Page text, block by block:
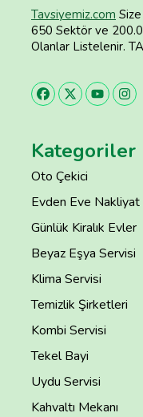
Tavsiyemiz.com
650 Sektör ve
Olanlar Listelenir.
Kategoriler
Oto Çekici
Evden Eve Nakliyat
Günlük Kiralık Evler
Beyaz Eşya Servisi
Klima Servisi
Temizlik Şirketleri
Kombi Servisi
Tekel Bayi
Uydu Servisi
Kahvaltı Mekanı